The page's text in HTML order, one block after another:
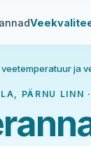
ja
PÄRNU LINN